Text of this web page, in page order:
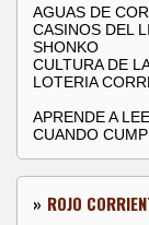
AGUAS DE
CASINOS DEL
SHONKO
CULTURA DE
LOTERIA
APRENDE A
CUANDO
» ROJO